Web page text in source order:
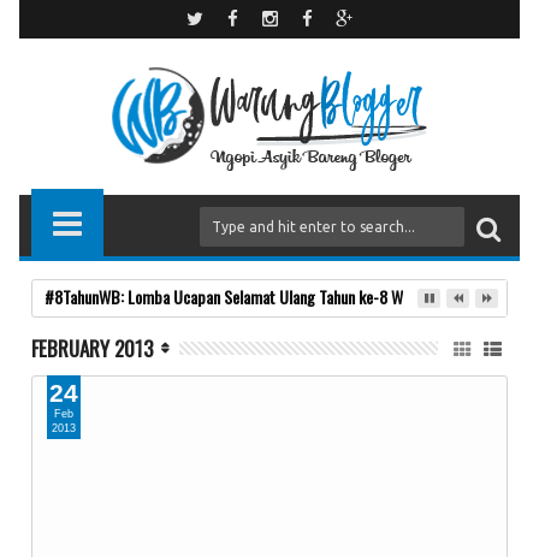
#8TahunWB: Lomba Ucapan Selamat Ulang Tahun ke-8 Warung Blogger
FEBRUARY 2013
24
Feb
2013